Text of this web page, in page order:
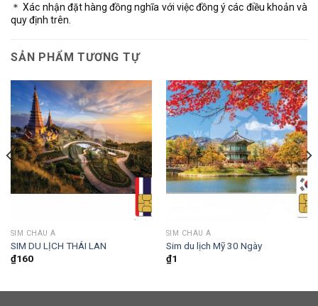
＊ Xác nhận đặt hàng đồng nghĩa với việc đồng ý các điều khoản và
quy định trên.
SẢN PHẨM TƯƠNG TỰ
SIM CHÂU Á
SIM DU LỊCH THÁI LAN
₫160
SIM CHÂU Á
Sim du lịch Mỹ 30 Ngày
₫1